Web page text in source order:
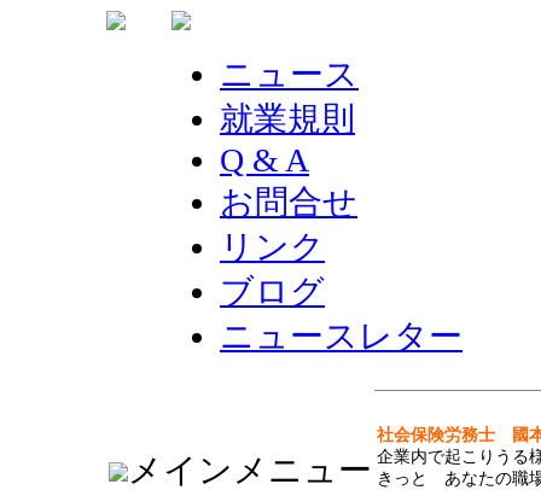
ニュース
就業規則
Q & A
お問合せ
リンク
ブログ
ニュースレター
メインメニュー
社会保険労務士 國
企業内で起こりうる
きっと あなたの職